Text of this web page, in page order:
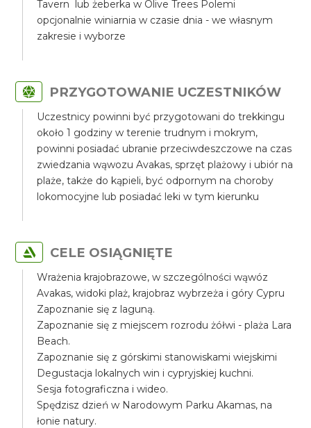
Tavern lub żeberka w Olive Trees Polemi
opcjonalnie winiarnia w czasie dnia - we własnym
zakresie i wyborze
PRZYGOTOWANIE UCZESTNIKÓW
Uczestnicy powinni być przygotowani do trekkingu
około 1 godziny w terenie trudnym i mokrym,
powinni posiadać ubranie przeciwdeszczowe na czas
zwiedzania wąwozu Avakas, sprzęt plażowy i ubiór na
plaże, także do kąpieli, być odpornym na choroby
lokomocyjne lub posiadać leki w tym kierunku
CELE OSIĄGNIĘTE
Wrażenia krajobrazowe, w szczególności wąwóz
Avakas, widoki plaż, krajobraz wybrzeża i góry Cypru
Zapoznanie się z laguną.
Zapoznanie się z miejscem rozrodu żółwi - plaża Lara
Beach.
Zapoznanie się z górskimi stanowiskami wiejskimi
Degustacja lokalnych win i cypryjskiej kuchni.
Sesja fotograficzna i wideo.
Spędzisz dzień w Narodowym Parku Akamas, na
łonie natury.